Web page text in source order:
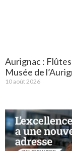
Aurignac :
Musée de
10 août 2026